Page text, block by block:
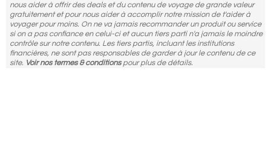
nous aider à offrir des deals et du contenu de voyage de grande valeur
gratuitement et pour nous aider à accomplir notre mission de t'aider à
voyager pour moins. On ne va jamais recommander un produit ou service
si on a pas confiance en celui-ci et aucun tiers parti n'a jamais le moindre
contrôle sur notre contenu. Les tiers partis, incluant les institutions
financières, ne sont pas responsables de garder à jour le contenu de ce
site. Voir nos termes & conditionspour plus de détails.